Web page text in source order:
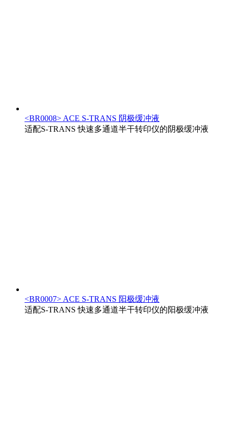
<BR0008> ACE S-TRANS 阴极缓冲液
适配S-TRANS 快速多通道半干转印仪的阴极缓冲液
<BR0007> ACE S-TRANS 阳极缓冲液
适配S-TRANS 快速多通道半干转印仪的阳极缓冲液